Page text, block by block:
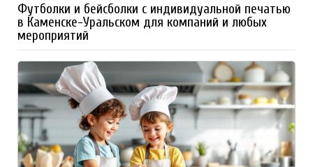
Футболки и бейсболки с индивидуальной печатью
в Каменске-Уральском для компаний и любых
мероприятий